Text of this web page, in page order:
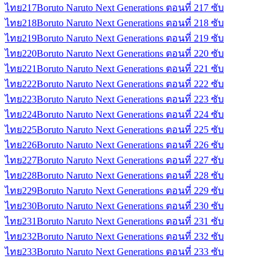
ไทย217Boruto Naruto Next Generations ตอนที่ 217 ซับ
ไทย218Boruto Naruto Next Generations ตอนที่ 218 ซับ
ไทย219Boruto Naruto Next Generations ตอนที่ 219 ซับ
ไทย220Boruto Naruto Next Generations ตอนที่ 220 ซับ
ไทย221Boruto Naruto Next Generations ตอนที่ 221 ซับ
ไทย222Boruto Naruto Next Generations ตอนที่ 222 ซับ
ไทย223Boruto Naruto Next Generations ตอนที่ 223 ซับ
ไทย224Boruto Naruto Next Generations ตอนที่ 224 ซับ
ไทย225Boruto Naruto Next Generations ตอนที่ 225 ซับ
ไทย226Boruto Naruto Next Generations ตอนที่ 226 ซับ
ไทย227Boruto Naruto Next Generations ตอนที่ 227 ซับ
ไทย228Boruto Naruto Next Generations ตอนที่ 228 ซับ
ไทย229Boruto Naruto Next Generations ตอนที่ 229 ซับ
ไทย230Boruto Naruto Next Generations ตอนที่ 230 ซับ
ไทย231Boruto Naruto Next Generations ตอนที่ 231 ซับ
ไทย232Boruto Naruto Next Generations ตอนที่ 232 ซับ
ไทย233Boruto Naruto Next Generations ตอนที่ 233 ซับ